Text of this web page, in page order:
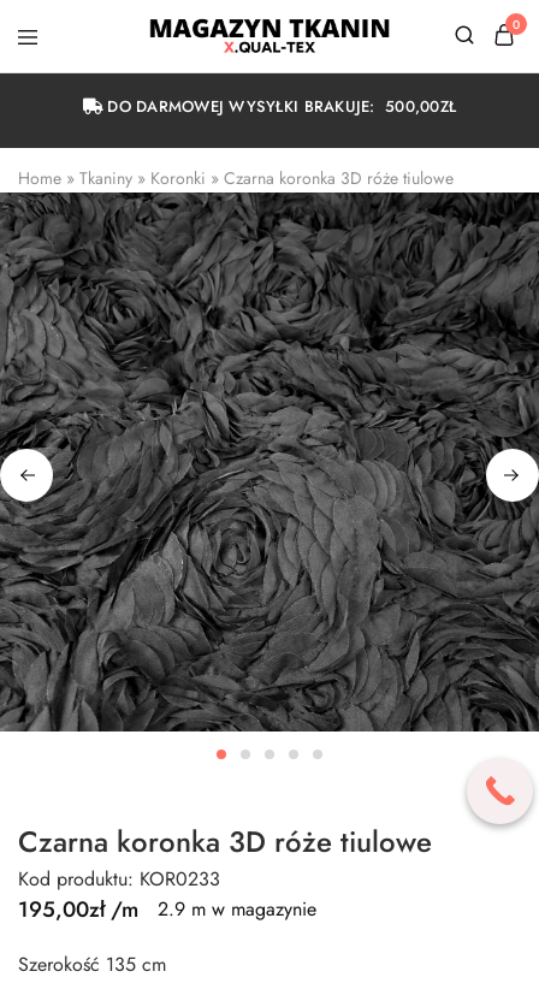
Magazyn
Warszawa
0
DO DARMOWEJ WYSYŁKI BRAKUJE:500,00ZŁ
Home » Tkaniny » Koronki » Czarna koronka 3D róże tiulowe
Czarna koronka 3D róże tiulowe
Kod produktu: KOR0233
195,00zł/m
2.9 m w magazynie
Szerokość 135 cm